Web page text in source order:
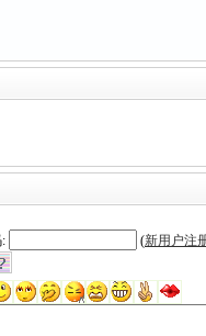
(新用户注